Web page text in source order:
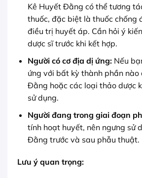
Kê Huyết Đằng có thể tương
thuốc, đặc biệt là thuốc chống
điều trị huyết áp. Cần hỏi ý
dược sĩ trước khi kết hợp.
Người có cơ địa dị ứng:Nếu
ứng với bất kỳ thành phần nào
Đằng hoặc các loại thảo dược
sử dụng.
Người đang trong giai đoạn
tính hoạt huyết, nên ngưng sử
Đằng trước và sau phẫu thuật.
Lưu ý quan trọng: